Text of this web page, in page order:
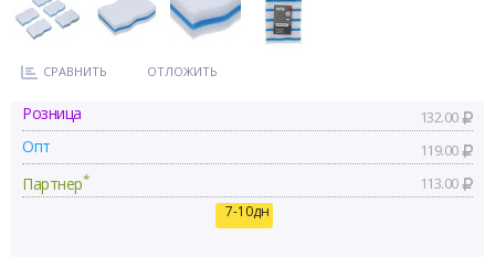
СРАВНИТЬ ОТЛОЖИТЬ
Розница 132.00
Опт 119.00
Партнер* 113.00
7-10дн